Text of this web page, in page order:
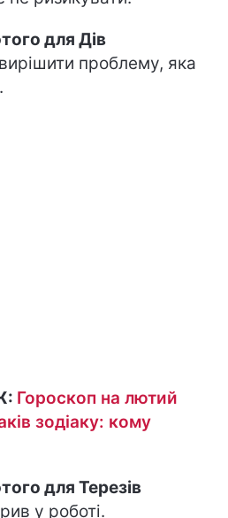
для Дів
проблему, яка
Гороскоп на лютий
зодіаку: кому
для Терезів
у роботі.